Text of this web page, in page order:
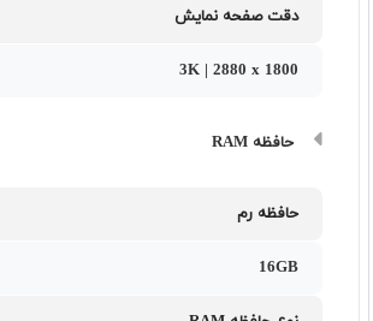
دقت صفحه نمایش
3K | 2880 x 1800
حافظه RAM
حافظه رم
16GB